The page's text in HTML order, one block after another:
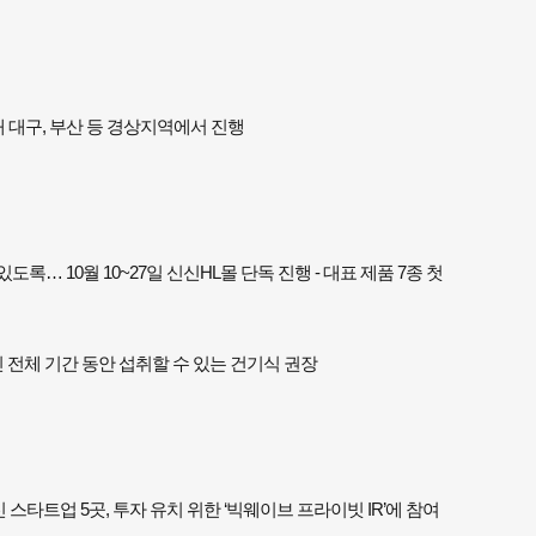
구, 부산 등 경상지역에서 진행
도록… 10월 10~27일 신신HL몰 단독 진행 - 대표 제품 7종 첫
체 기간 동안 섭취할 수 있는 건기식 권장
타트업 5곳, 투자 유치 위한 ‘빅웨이브 프라이빗 IR’에 참여